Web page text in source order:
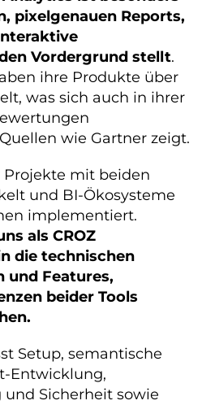
pixelgenauen Reports,
Vordergrund stellt.
ihre Produkte über
was sich auch in ihrer
wie Gartner zeigt.
Projekte mit beiden
und BI-Ökosysteme
implementiert.
als CROZ
die technischen
und Features,
beider Tools
Setup, semantische
Entwicklung,
Sicherheit sowie